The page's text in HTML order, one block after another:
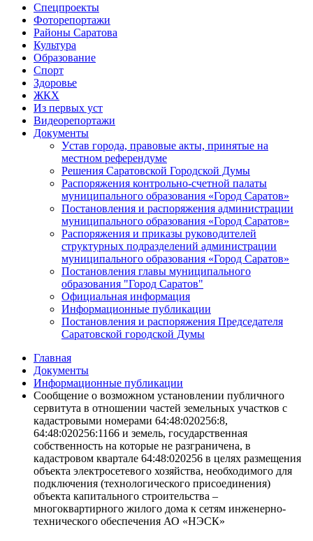
Спецпроекты
Фоторепортажи
Районы Саратова
Культура
Образование
Спорт
Здоровье
ЖКХ
Из пеpвых уст
Видеорепортажи
Документы
Уcтав города, правовые акты, принятые на
местном референдуме
Решения Саратовской Городской Думы
Распоряжения контрольно-счетной палаты
муниципального образования «Город Саратов»
Постановления и распоряжения администрации
муниципального образования «Город Саратов»
Распоряжения и приказы руководителей
структурных подразделений администрации
муниципального образования «Город Саратов»
Постановления главы муниципального
образования "Город Саратов"
Официальная информация
Информационные публикации
Постановления и распоряжения Председателя
Саратовской городской Думы
Главная
Документы
Информационные публикации
Сообщение о возможном установлении публичного
сервитута в отношении частей земельных участков с
кадастровыми номерами 64:48:020256:8,
64:48:020256:1166 и земель, государственная
собственность на которые не разграничена, в
кадастровом квартале 64:48:020256 в целях размещения
объекта электросетевого хозяйства, необходимого для
подключения (технологического присоединения)
объекта капитального строительства –
многоквартирного жилого дома к сетям инженерно-
технического обеспечения АО «НЭСК»